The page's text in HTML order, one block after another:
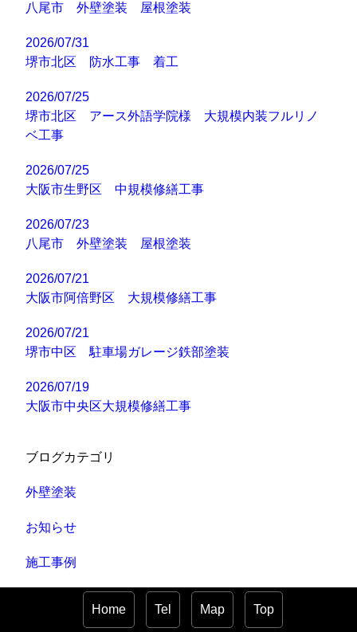
八尾市 外壁塗装 屋根塗装
2026/07/31
堺市北区 防水工事 着工
2026/07/25
堺市北区 アース外語学院様 大規模内装フルリノ
ベ工事
2026/07/25
大阪市生野区 中規模修繕工事
2026/07/23
八尾市 外壁塗装 屋根塗装
2026/07/21
大阪市阿倍野区 大規模修繕工事
2026/07/21
堺市中区 駐車場ガレージ鉄部塗装
2026/07/19
大阪市中央区大規模修繕工事
ブログカテゴリ
外壁塗装
お知らせ
施工事例
リフォーム工事
Home Tel Map Top